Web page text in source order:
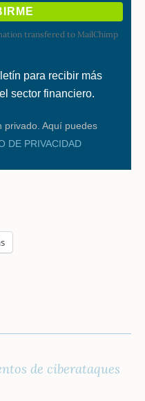
transfered to MailChimp
para recibir más
sector financiero.
privado. Aquí puedes
DE PRIVACIDAD
de ciberataques